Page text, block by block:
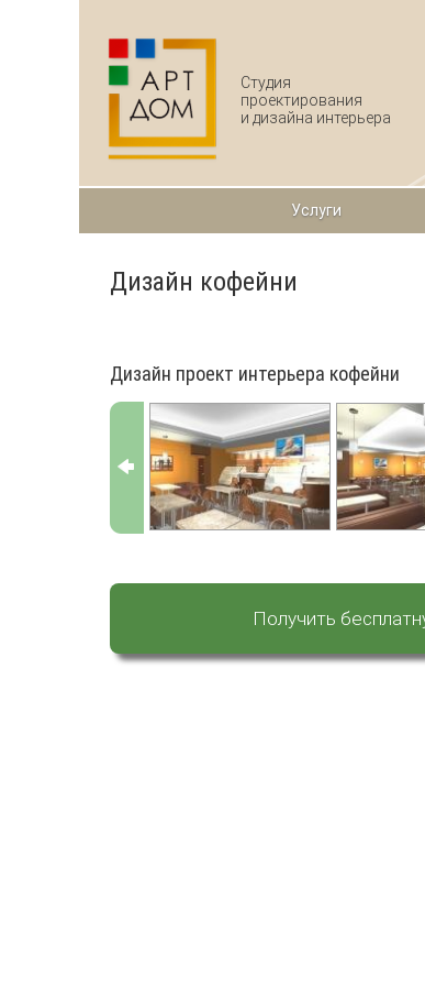
Студия
проектирования
и дизайна интерьера
Услуги
Дизайн кофейни
Дизайн проект интерьера кофейни
Получить